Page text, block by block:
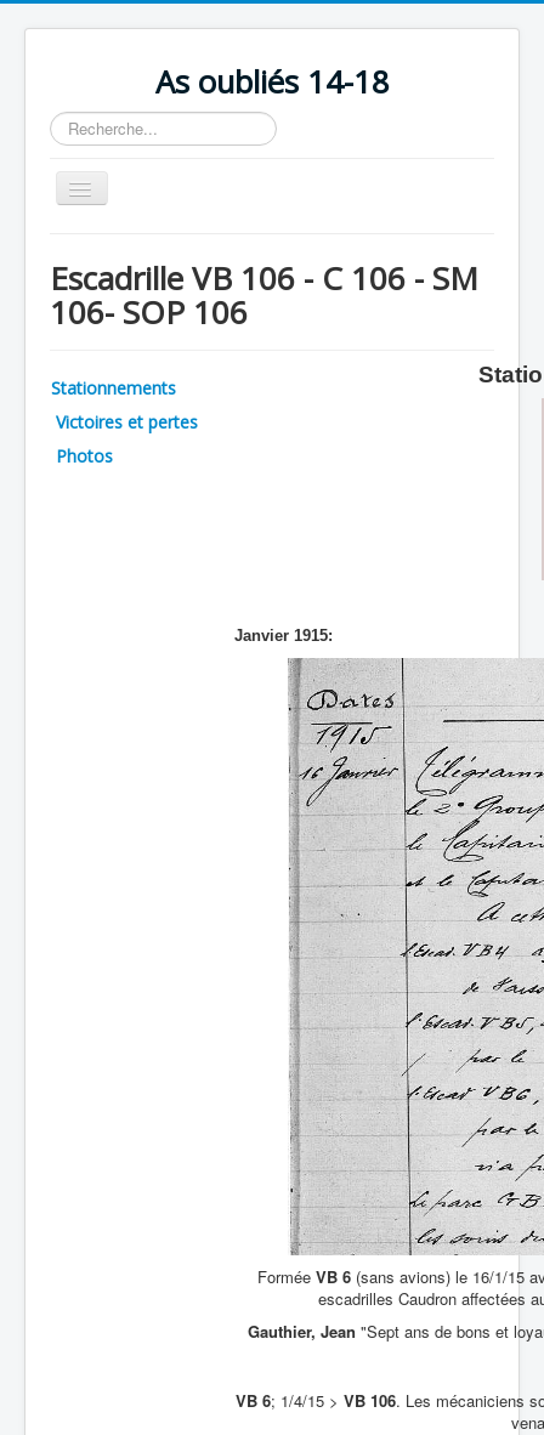
As oubliés 14-18
Rechercher
Basculer
la
Chronologie
Escadrilles
Avions
Personnels
Escadrille VB 106 - C 106 - SM
106- SOP 106
Stationnements
Victoires et pertes
Photos
Janvier 1915:
Formée VB 6(sans avions) le 16/1/15
escadrilles Caudron affectées
Gauthier, Jean "Sept ans de bons et
VB 6; 1/4/15 > VB 106. Les mécaniciens